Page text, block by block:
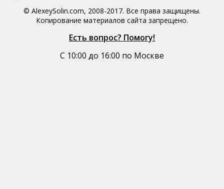
© AlexeySolin.com, 2008-2017. Все права защищены.
Копирование материалов сайта запрещено.
Есть вопрос? Помогу!
С 10:00 до 16:00 по Москве